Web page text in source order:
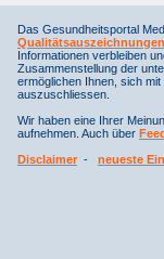
Das Gesundheitsportal
Qualitätsauszeichnungen
Informationen verbleiben
Zusammenstellung der
ermöglichen Ihnen, sich
auszuschliessen.
Wir haben eine Ihrer
aufnehmen. Auch über
Disclaimer - neueste